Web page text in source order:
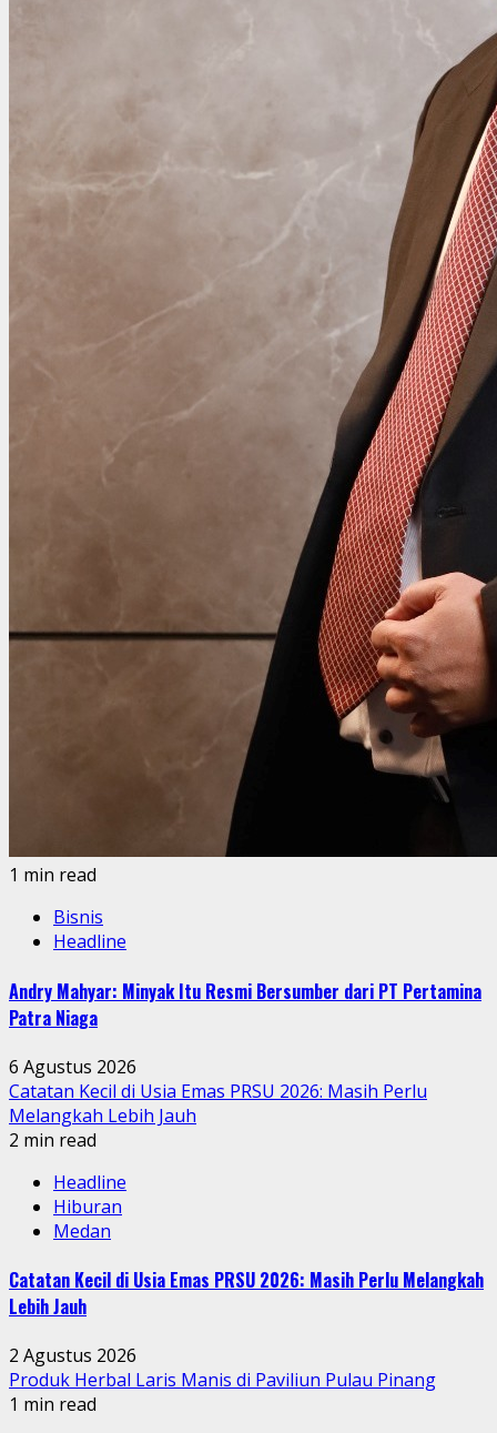
1 min read
Bisnis
Headline
Andry Mahyar: Minyak Itu Resmi Bersumber dari PT Pertamina
Patra Niaga
6 Agustus 2026
Catatan Kecil di Usia Emas PRSU 2026: Masih Perlu
Melangkah Lebih Jauh
2 min read
Headline
Hiburan
Medan
Catatan Kecil di Usia Emas PRSU 2026: Masih Perlu Melangkah
Lebih Jauh
2 Agustus 2026
Produk Herbal Laris Manis di Paviliun Pulau Pinang
1 min read